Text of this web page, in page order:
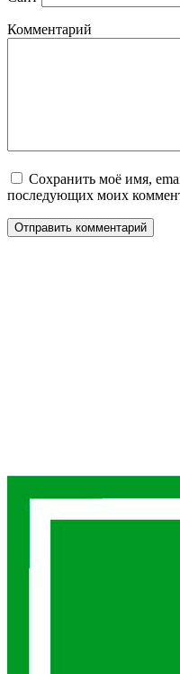
Комментарий
Сохранить моё имя,
последующих моих